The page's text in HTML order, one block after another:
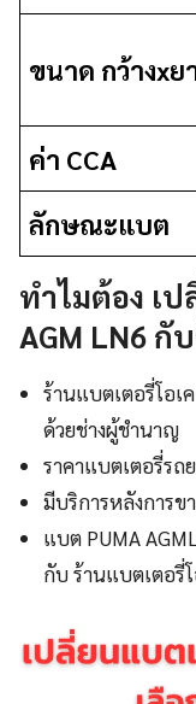
ขนาด กว้างxย
ค่า CCA
ลักษณะแบต
ทำไมต้อง เ
AGM LN6 กั
ร้านแบตเตอรี่โอเ
ด้วยช่างผู้ชำนาญ
ราคาแบตเตอรี่รถ
มีบริการหลังการข
แบต PUMA
กับ ร้านแบตเตอรี่